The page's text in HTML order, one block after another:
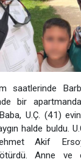
saatlerinde
bir
U.Ç. (41)
halde buldu.
Akif
Anne ve